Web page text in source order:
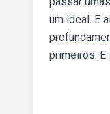
um ideal. E
primeiros. E